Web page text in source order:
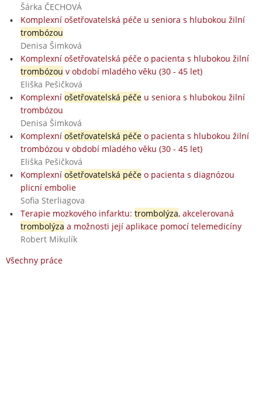
Šárka ČECHOVÁ
Komplexní ošetřovatelská péče u seniora s hlubokou žilní
trombózou
Denisa Šimková
Komplexní ošetřovatelská péče o pacienta s hlubokou žilní
trombózou v období mladého věku (30 - 45 let)
Eliška Pešičková
Komplexní ošetřovatelská péčeu seniora s hlubokou žilní
trombózou
Denisa Šimková
Komplexní ošetřovatelská péčeo pacienta s hlubokou žilní
trombózou v období mladého věku (30 - 45 let)
Eliška Pešičková
Komplexní ošetřovatelská péčeo pacienta s diagnózou
plicní embolie
Sofia Sterliagova
Terapie mozkového infarktu: trombolýza, akcelerovaná
trombolýza a možnosti její aplikace pomocí telemedicíny
Robert Mikulík
Všechny práce